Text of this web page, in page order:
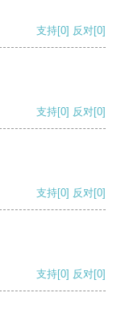
支持[0] 反对[0]
支持[0] 反对[0]
支持[0] 反对[0]
支持[0] 反对[0]